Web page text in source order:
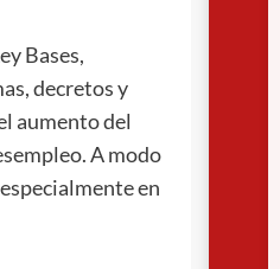
Bases,
decretos y
aumento del
A modo
en